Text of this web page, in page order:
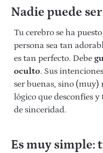
Nadie puede
Tu cerebro se ha
persona sea tan
es tan perfecto. Debe
oculto. Sus
ser buenas, sino (muy)
lógico que desconfíes
de sinceridad.
Es muy simple: